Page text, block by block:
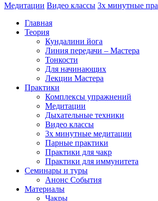
Медитации Видео классы 3х минутные
Главная
Теория
Кундалини йога
Линия передачи – Мастера
Тонкости
Для начинающих
Лекции Мастера
Практики
Комплексы упражнений
Медитации
Дыхательные техники
Видео классы
3х минутные медитации
Парные практики
Практики для чакр
Практики для иммунитета
Семинары и туры
Анонс События
Материалы
Чакры